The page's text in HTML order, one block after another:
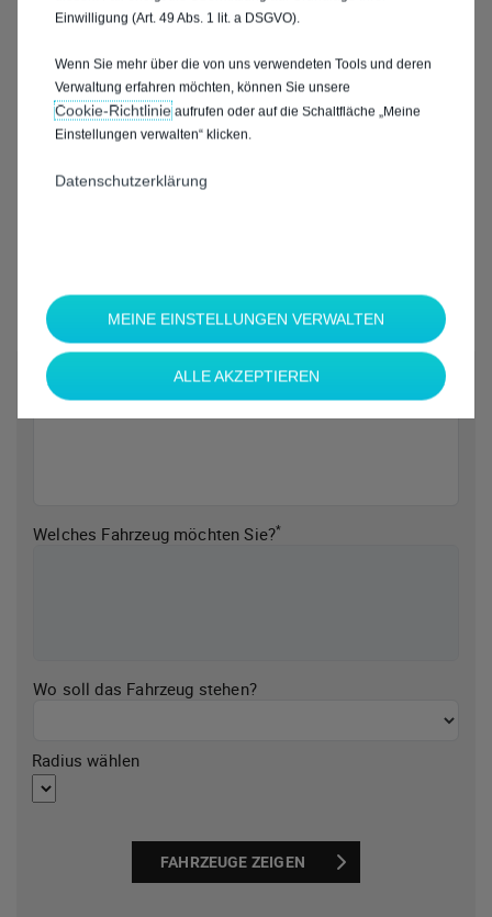
Welche Marke möchten Sie?*
Welches Fahrzeug möchten Sie?*
Wo soll das Fahrzeug stehen?
Radius wählen
FAHRZEUGE ZEIGEN
Einwilligung (Art. 49 Abs. 1 lit. a DSGVO).
Wenn Sie mehr über die von uns verwendeten Tools und deren
Verwaltung erfahren möchten, können Sie unsere
Cookie‑Richtlinieaufrufen oder auf die Schaltfläche „Meine
Einstellungen verwalten“ klicken.
Datenschutzerklärung
MEINE EINSTELLUNGEN VERWALTEN
ALLE AKZEPTIEREN